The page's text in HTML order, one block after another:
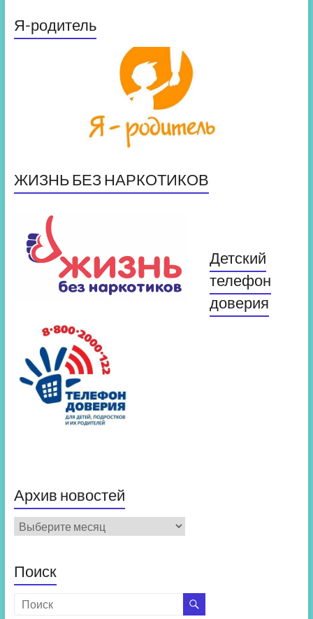
Я-родитель
ЖИЗНЬ БЕЗ НАРКОТИКОВ
Детский
телефон
доверия
Архив новостей
Архив
новостей
Поиск